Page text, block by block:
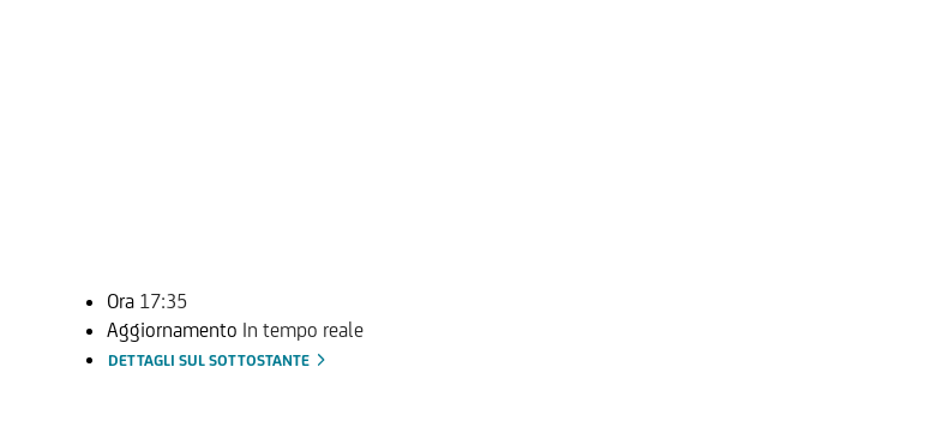
Ora 17:35
Aggiornamento In tempo reale
DETTAGLI SUL SOTTOSTANTE